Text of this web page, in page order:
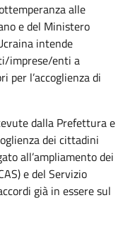
alle
e del Ministero
intende
imprese/enti a
per l’accoglienza di
dalla Prefettura e
dei cittadini
all’ampliamento dei
e del Servizio
già in essere sul